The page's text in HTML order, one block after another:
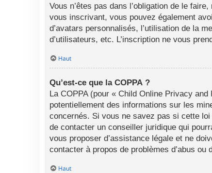
Vous n’êtes pas dans l’obligation de le
vous inscrivant, vous pouvez également
d’avatars personnalisés, l’utilisation de la
d’utilisateurs, etc. L’inscription ne vous
Haut
Qu’est-ce que la COPPA ?
La COPPA (pour « Child Online Privacy
potentiellement des informations sur les
concernés. Si vous ne savez pas si cette
de contacter un conseiller juridique qui
vous proposer d’assistance légale et ne
contacter à propos de problèmes d’abus ou
Haut